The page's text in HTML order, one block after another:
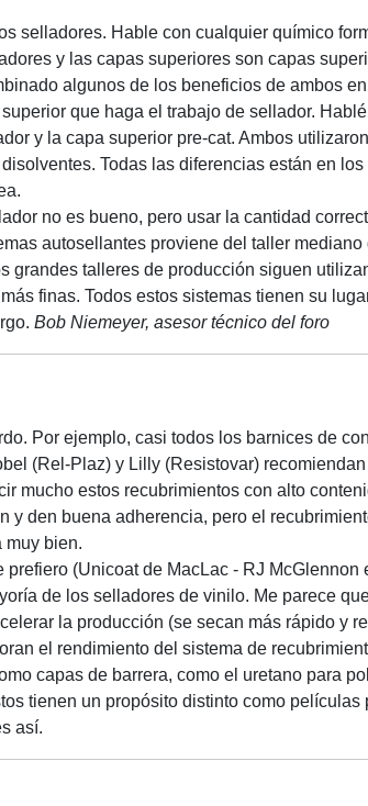
selladores. Hable con cualquier químico
y las capas superiores son capas
algunos de los beneficios de ambos
que haga el trabajo de sellador.
y la capa superior pre-cat. Ambos
Todas las diferencias están en
no es bueno, pero usar la cantidad
autosellantes proviene del taller
grandes talleres de producción siguen
finas. Todos estos sistemas tienen su
Bob Niemeyer, asesor técnico del foro
Por ejemplo, casi todos los barnices de
(Rel-Plaz) y Lilly (Resistovar)
mucho estos recubrimientos con alto
y den buena adherencia, pero el
muy bien.
prefiero (Unicoat de MacLac - RJ McGlennon
de los selladores de vinilo. Me parece
la producción (se secan más rápido y
el rendimiento del sistema de
capas de barrera, como el uretano para
tienen un propósito distinto como
así.